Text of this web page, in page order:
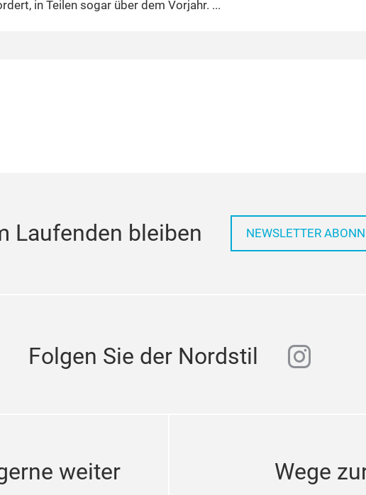
in Teilen sogar über dem Vorjahr.
Laufenden bleiben NEWSLETTER
Folgen Sie der Nordstil
weiter Wege